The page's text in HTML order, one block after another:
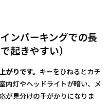
ンパーキングでの長
起きやすい）
りです。 キーをひねるとカチ
内灯やヘッドライトが暗い、メ
が見分けの手がかりになりま